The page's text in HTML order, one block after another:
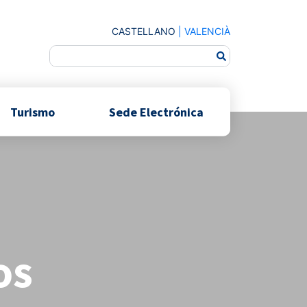
CASTELLANO VALENCIÀ
Turismo Sede Electrónica